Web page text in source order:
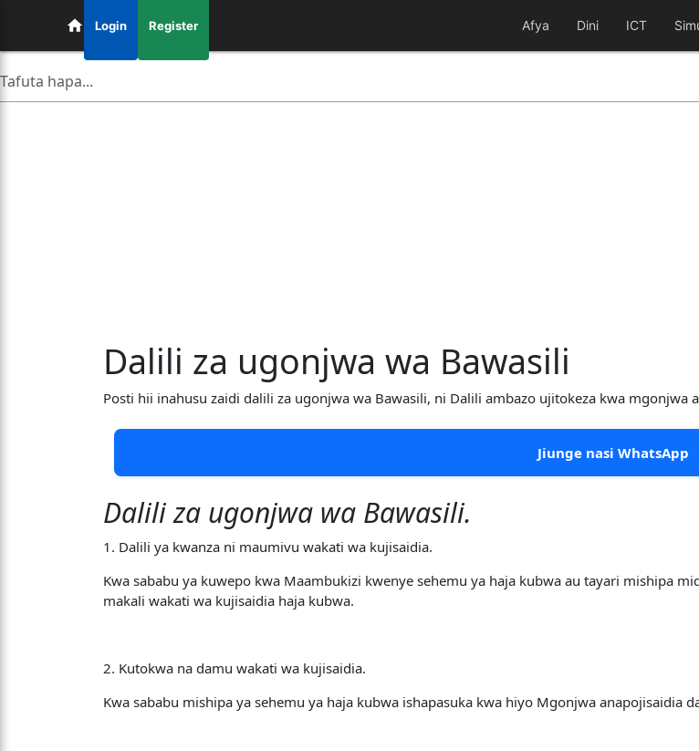
Login Register Afya Dini ICT
Dalili za ugonjwa wa Bawasili
Posti hii inahusu zaidi dalili za ugonjwa wa Bawasili, ni Dalili ambazo ujitokeza kwa mgonjwa
Jiunge nasi WhatsApp
Dalili za ugonjwa wa Bawasili.
1. Dalili ya kwanza ni maumivu wakati wa kujisaidia.
Kwa sababu ya kuwepo kwa Maambukizi kwenye sehemu ya haja kubwa au tayari mishipa
makali wakati wa kujisaidia haja kubwa.
2. Kutokwa na damu wakati wa kujisaidia.
Kwa sababu mishipa ya sehemu ya haja kubwa ishapasuka kwa hiyo Mgonjwa anapojisaidia